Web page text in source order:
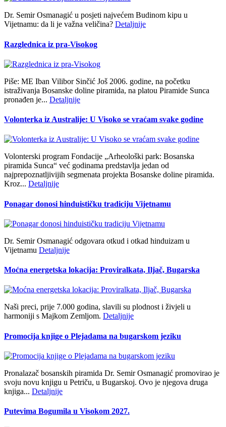
Dr. Semir Osmanagić u posjeti najvećem Budinom kipu u
Vijetnamu: da li je važna veličina? Detaljnije
Razglednica iz pra-Visokog
Piše: ME Iban Vilibor Sinčić Još 2006. godine, na početku
istraživanja Bosanske doline piramida, na platou Piramide Sunca
pronađen je... Detaljnije
Volonterka iz Australije: U Visoko se vraćam svake godine
Volonterski program Fondacije „Arheološki park: Bosanska
piramida Sunca“ već godinama predstavlja jedan od
najprepoznatljivijih segmenata projekta Bosanske doline piramida.
Kroz... Detaljnije
Ponagar donosi hinduističku tradiciju Vijetnamu
Dr. Semir Osmanagić odgovara otkud i otkad hinduizam u
Vijetnamu Detaljnije
Moćna energetska lokacija: Proviralkata, Iljač, Bugarska
Naši preci, prije 7.000 godina, slavili su plodnost i živjeli u
harmoniji s Majkom Zemljom. Detaljnije
Promocija knjige o Plejadama na bugarskom jeziku
Pronalazač bosanskih piramida Dr. Semir Osmanagić promovirao je
svoju novu knjigu u Petriču, u Bugarskoj. Ovo je njegova druga
knjiga... Detaljnije
Putevima Bogumila u Visokom 2027.